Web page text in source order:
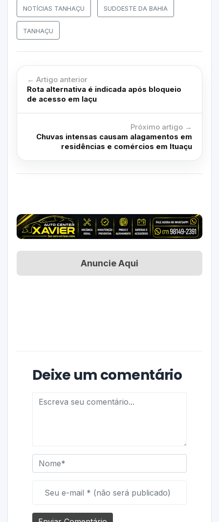
NOTÍCIAS TANHAÇU SUDOESTE DA BAHIA
TANHAÇU
← Artigo anterior
Rota alternativa é indicada após bloqueio
de acesso em Iaçu
Próximo artigo →
Chuvas intensas causam alagamentos em
residências e comércios em Ituaçu
Anuncie Aqui
Deixe um comentário